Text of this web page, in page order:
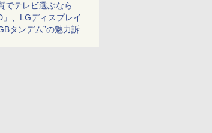
でテレビ選ぶなら
」、LGディスプレイ
タンデム”の魅力訴